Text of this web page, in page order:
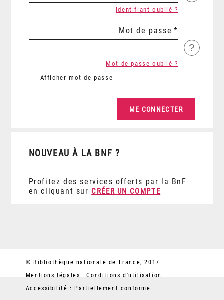
Identifiant oublié ?
Mot de passe
?
Afficher mot de passe
Mot de passe oublié ?
NOUVEAU À LA BNF ?
Profitez des services offerts par la BnF
en cliquant sur CRÉER UN COMPTE
© Bibliothèque nationale de France, 2017
Mentions légales
Conditions d'utilisation
Accessibilité : Partiellement conforme